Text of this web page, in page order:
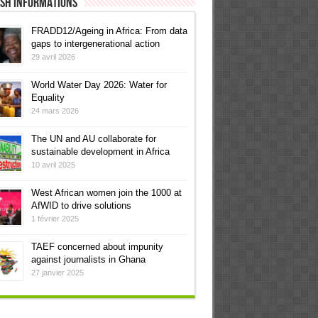
FRADD12/Ageing in Africa: From data
gaps to intergenerational action
29 avril 2026
World Water Day 2026: Water for
Equality
24 mars 2026
The UN and AU collaborate for
sustainable development in Africa
10 avril 2025
West African women join the 1000 at
AfWID to drive solutions
1 février 2025
TAEF concerned about impunity
against journalists in Ghana
27 janvier 2025